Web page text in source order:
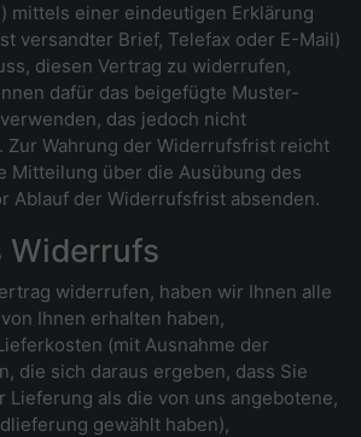
mittels einer eindeutigen Erklärung
versandter Brief, Telefax oder E-Mail)
diesen Vertrag zu widerrufen,
dafür das beigefügte Muster-
das jedoch nicht
Zur Wahrung der Widerrufsfrist reicht
Mitteilung über die Ausübung des
Ablauf der Widerrufsfrist absenden.
Widerrufs
widerrufen, haben wir Ihnen alle
Ihnen erhalten haben,
(mit Ausnahme der
die sich daraus ergeben, dass Sie
Lieferung als die von uns angebotene,
gewählt haben),